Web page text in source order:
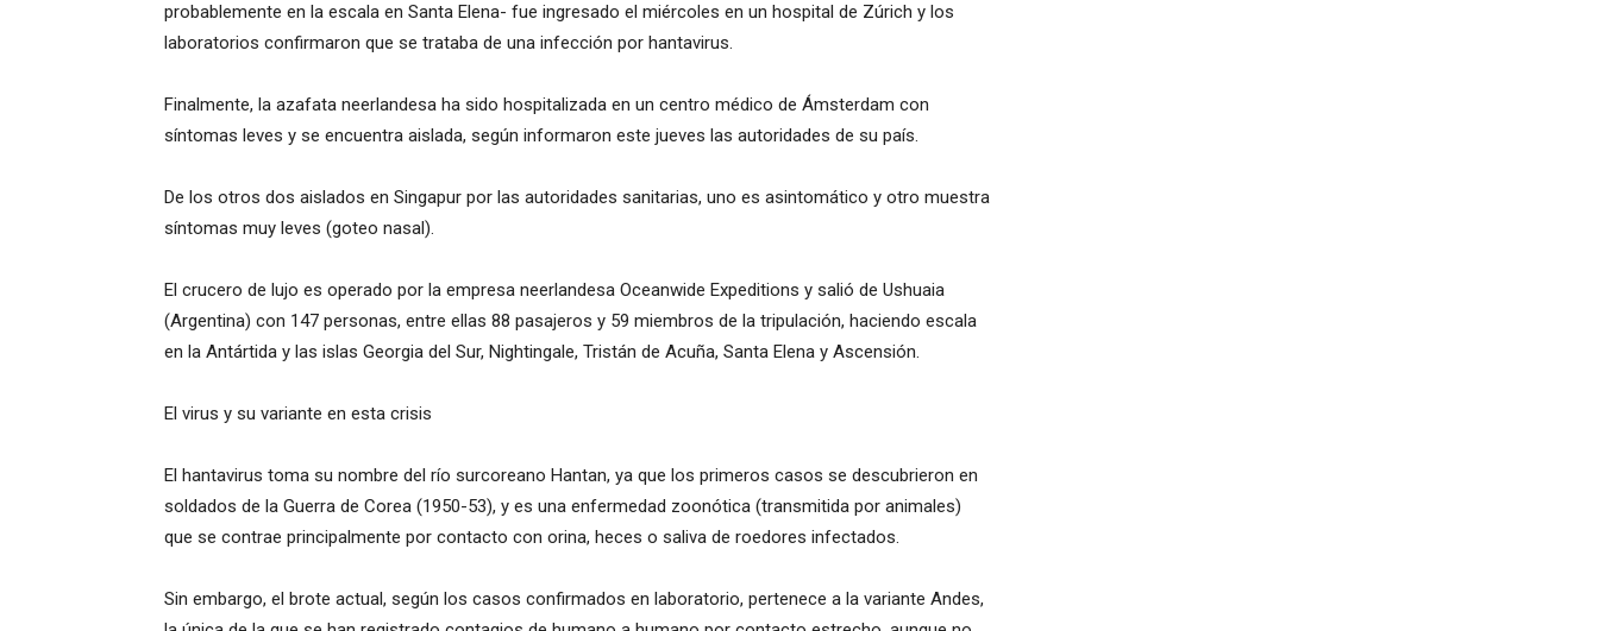
probablemente en la escala en Santa Elena- fue ingresado el miércoles en un hospital de Zúrich y los
laboratorios confirmaron que se trataba de una infección por hantavirus.
Finalmente, la azafata neerlandesa ha sido hospitalizada en un centro médico de Ámsterdam con
síntomas leves y se encuentra aislada, según informaron este jueves las autoridades de su país.
De los otros dos aislados en Singapur por las autoridades sanitarias, uno es asintomático y otro muestra
síntomas muy leves (goteo nasal).
El crucero de lujo es operado por la empresa neerlandesa Oceanwide Expeditions y salió de Ushuaia
(Argentina) con 147 personas, entre ellas 88 pasajeros y 59 miembros de la tripulación, haciendo escala
en la Antártida y las islas Georgia del Sur, Nightingale, Tristán de Acuña, Santa Elena y Ascensión.
El virus y su variante en esta crisis
El hantavirus toma su nombre del río surcoreano Hantan, ya que los primeros casos se descubrieron en
soldados de la Guerra de Corea (1950-53), y es una enfermedad zoonótica (transmitida por animales)
que se contrae principalmente por contacto con orina, heces o saliva de roedores infectados.
Sin embargo, el brote actual, según los casos confirmados en laboratorio, pertenece a la variante Andes,